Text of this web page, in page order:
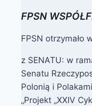
FPSN
FPSN otrzymało
z SENATU: w
Senatu
Polonią i
„Projekt „XXIV